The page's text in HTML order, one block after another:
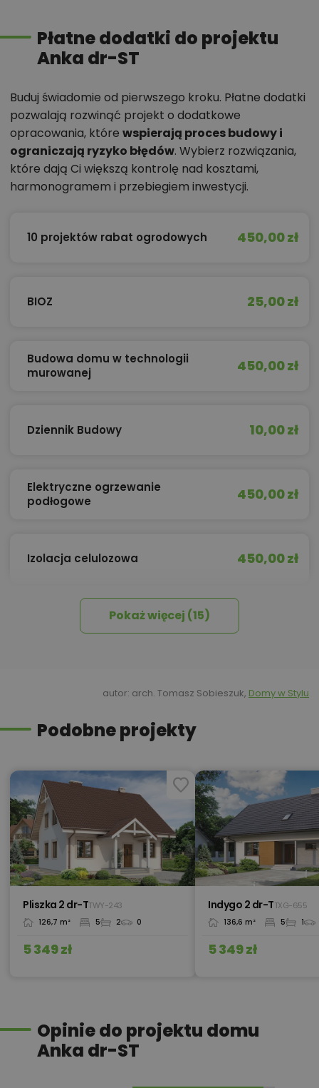
Płatne dodatki do projektu
Anka dr-ST
Buduj świadomie od pierwszego kroku. Płatne dodatki
pozwalają rozwinąć projekt o dodatkowe
opracowania, które wspierają proces budowy i
ograniczają ryzyko błędów. Wybierz rozwiązania,
które dają Ci większą kontrolę nad kosztami,
harmonogramem i przebiegiem inwestycji.
10 projektów rabat ogrodowych 450,00 zł
BIOZ 25,00 zł
Budowa domu w technologii
murowanej
450,00 zł
Dziennik Budowy 10,00 zł
Elektryczne ogrzewanie
podłogowe
450,00 zł
Izolacja celulozowa 450,00 zł
Kredyt hipoteczny z operatem za
Okna, żaluzje, rolety 450,00 zł
Pompa ciepła 450,00 zł
Projekt altanki 420,00 zł
Projekt garażu 840,00 zł
Pokaż więcej (15)
autor: arch. Tomasz Sobieszuk, Domy w Stylu
Podobne projekty
Pliszka 2 dr-TTWY-243
126,7 m² 5 2 0
5 349 zł
Indygo 2 dr-TTXG-655
136,6 m² 5 1
5 349 zł
Opinie do projektu domu
Anka dr-ST